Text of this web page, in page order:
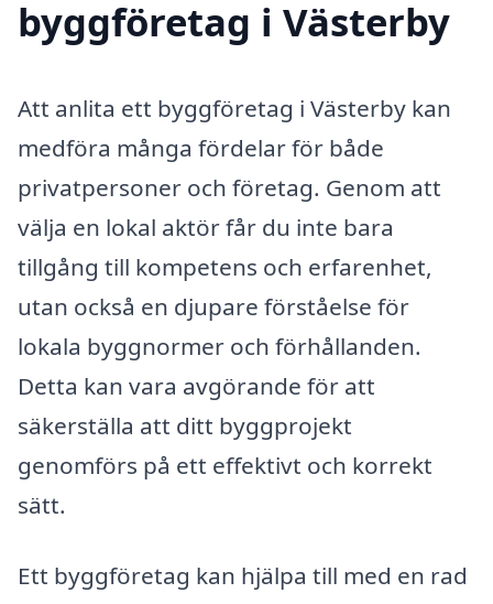
byggföretag i Västerby
Att anlita ett byggföretag i Västerby kan
medföra många fördelar för både
privatpersoner och företag. Genom att
välja en lokal aktör får du inte bara
tillgång till kompetens och erfarenhet,
utan också en djupare förståelse för
lokala byggnormer och förhållanden.
Detta kan vara avgörande för att
säkerställa att ditt byggprojekt
genomförs på ett effektivt och korrekt
sätt.
Ett byggföretag kan hjälpa till med en rad